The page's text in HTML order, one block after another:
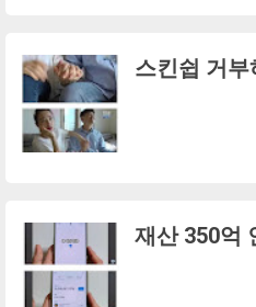
스킨쉽 거부
재산 350억